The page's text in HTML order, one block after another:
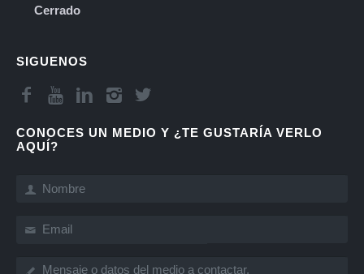
Cerrado
SIGUENOS
CONOCES UN MEDIO Y ¿TE GUSTARÍA VERLO
AQUÍ?